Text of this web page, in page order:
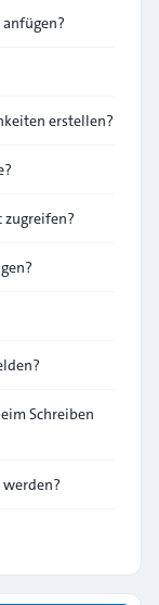
erstellen?
Schreiben